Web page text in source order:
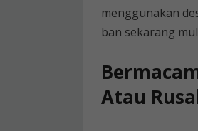
menggunakan
ban sekarang
Atau